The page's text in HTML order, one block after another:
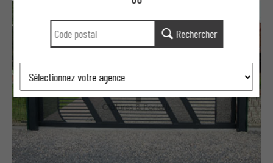
Rechercher